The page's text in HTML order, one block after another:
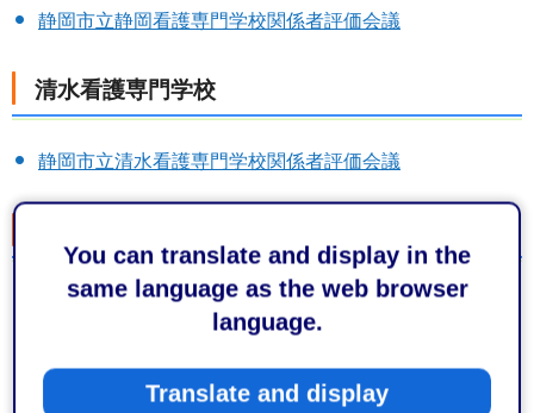
You can translate and display in the
same language as the web browser
language.
Translate and display
静岡市立静岡看護専門学校関係者評価会議
清水看護専門学校
静岡市立清水看護専門学校関係者評価会議
静岡市保健所運営協議会
静岡市小児慢性特定疾病審査会
静岡市難病患者在宅療養支援計画策定・評価委員会